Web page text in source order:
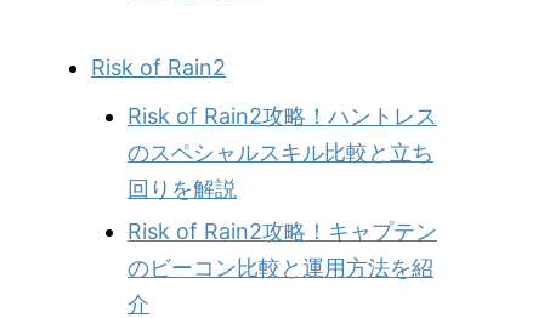
Risk of Rain2
Risk of Rain2攻略！ハントレス
のスペシャルスキル比較と立ち
回りを解説
Risk of Rain2攻略！キャプテン
のビーコン比較と運用方法を紹
介